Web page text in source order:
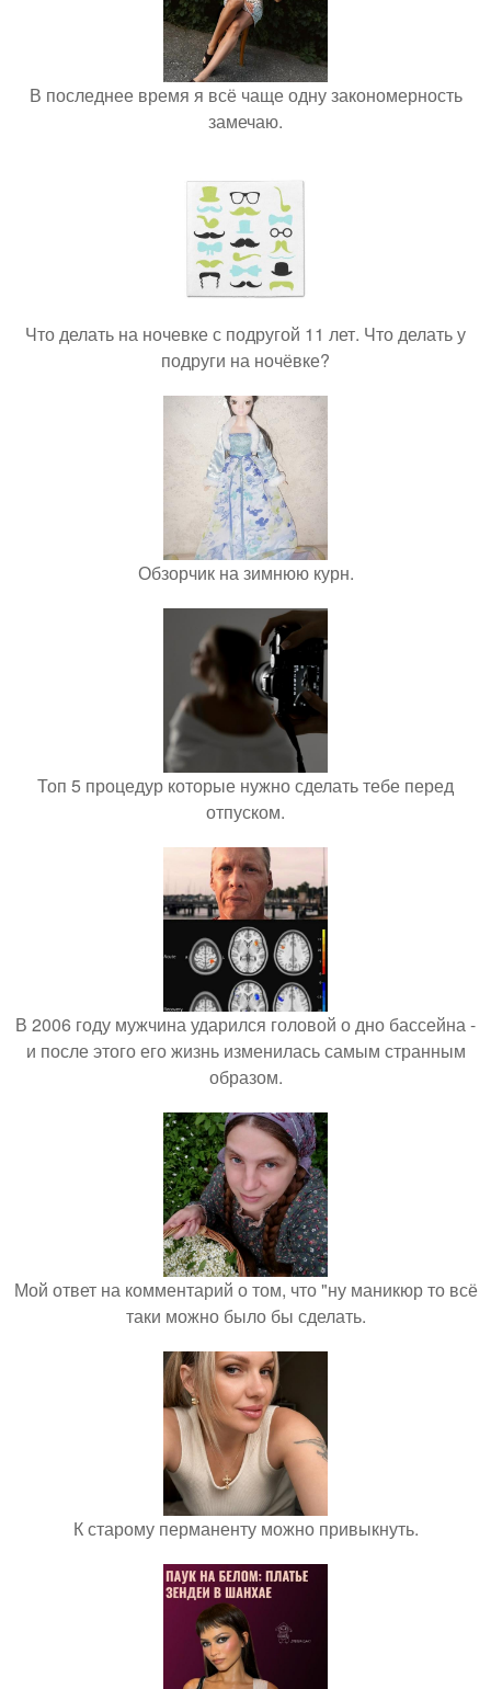
В последнее время я всё чаще одну закономерность
замечаю.
Что делать на ночевке с подругой 11 лет. Что делать у
подруги на ночёвке?
Обзорчик на зимнюю курн.
Топ 5 процедур которые нужно сделать тебе перед
отпуском.
В 2006 году мужчина ударился головой о дно бассейна -
и после этого его жизнь изменилась самым странным
образом.
Мой ответ на комментарий о том, что "ну маникюр то всё
таки можно было бы сделать.
К старому перманенту можно привыкнуть.